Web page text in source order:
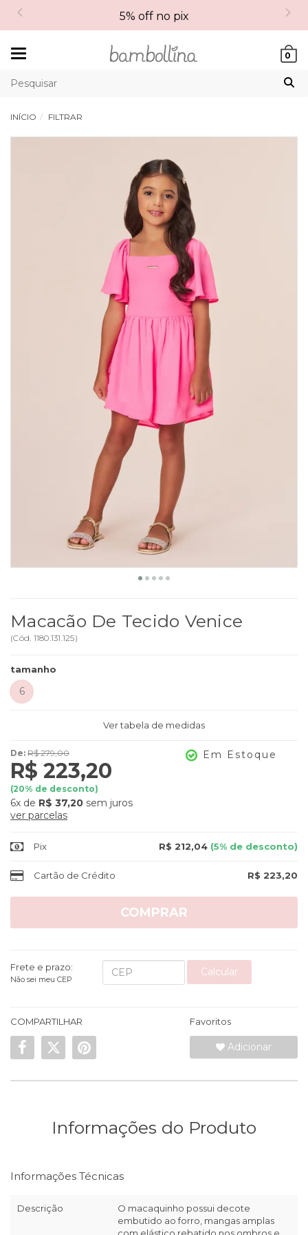
5% off no pix
0
INÍCIO FILTRAR
Macacão De Tecido Venice
(Cód. 1180.131.125)
tamanho
6
Ver tabela de medidas
De: R$ 279,00
R$ 223,20
(20% de desconto)
6x de R$ 37,20 sem juros
ver parcelas
Em Estoque
Pix R$ 212,04 (5% de desconto)
Cartão de Crédito R$ 223,20
COMPRAR
Frete e prazo:
Não sei meu CEP
Calcular
COMPARTILHAR Favoritos
Adicionar
Informações do Produto
Informações Técnicas
Descrição
O macaquinho possui decote
embutido ao forro, mangas amplas